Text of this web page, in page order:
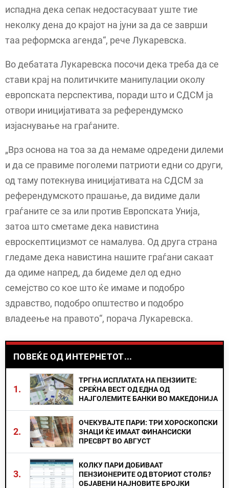
испадна дека сепак недостасуваат уште тие
неколку дена до крајот на јуни за да се заврши
таа реформска агенда“, рече Лукаревска.
Во дебатата Лукаревска посочи дека треба да се
стави крај на политичките манипулации околу
европската перспектива, поради што и СДСМ ја
отвори иницијативата за референдумско
изјаснување на граѓаните.
„Врз основа на тоа за да немаме одредени дилеми
и да се правиме поголеми патриоти едни со други,
од таму потекнува иницијативата на СДСМ за
референдумското прашање, да видиме дали
граѓаните се за или против Европската Унија,
затоа што сметаме дека навистина
евроскептицизмот се намалува. Од друга страна
гледаме дека навистина нашите граѓани сакаат
да одиме напред, да бидеме дел од едно
семејство со кое што ќе имаме и подобро
здравство, подобро општество и подобро
владеење на правото“, порача Лукаревска.
ПОВЕЌЕ ОД ИНТЕРНЕТОТ...
1.
ТРГНА ИСПЛАТАТА НА ПЕНЗИИТЕ:
СРЕЌНА ВЕСТ ОД ЕДНА ОД
НАЈГОЛЕМИТЕ БАНКИ ВО МАКЕДОНИЈА
2.
ОЧЕКУВАЈТЕ ПАРИ: ТРИ ХОРОСКОПСКИ
ЗНАЦИ ЌЕ ИМААТ ФИНАНСИСКИ
ПРЕСВРТ ВО АВГУСТ
3.
КОЛКУ ПАРИ ДОБИВААТ
ПЕНЗИОНЕРИТЕ ОД ВТОРИОТ СТОЛБ?
ОБЈАВЕНИ НАЈНОВИТЕ БРОЈКИ